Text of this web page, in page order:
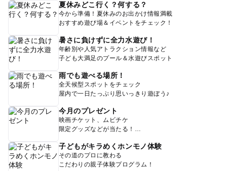
夏休みどこ行く？何する？
今から準備！夏休みのお出かけ情報満載
おすすめ遊び場＆イベントをチェック！
暑さに負けずに全力水遊び！
年齢別や人気アトラクション情報など
子ども大満足のプール＆水遊びスポット
雨でも遊べる場所！
全天候型スポットをチェック
屋内で一日たっぷり思いっきり遊ぼう♪
今月のプレゼント
映画チケット、ムビチケ
限定グッズなどが当たる！
子どもがキラめくホンモノ体験
その道のプロに教わる
こだわりの親子体験プログラム！